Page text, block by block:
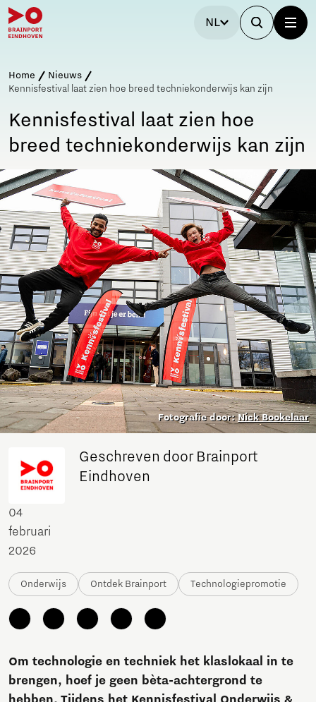
NL
Home
Nieuws
Kennisfestival laat zien hoe breed techniekonderwijs kan zijn
Kennisfestival laat zien hoe
breed techniekonderwijs kan zijn
Fotografie door:Nick Bookelaar
Geschreven door Brainport
Eindhoven
04
februari
2026
Onderwijs Ontdek Brainport Technologiepromotie
Om technologie en techniek het klaslokaal in te
brengen, hoef je geen bèta-achtergrond te